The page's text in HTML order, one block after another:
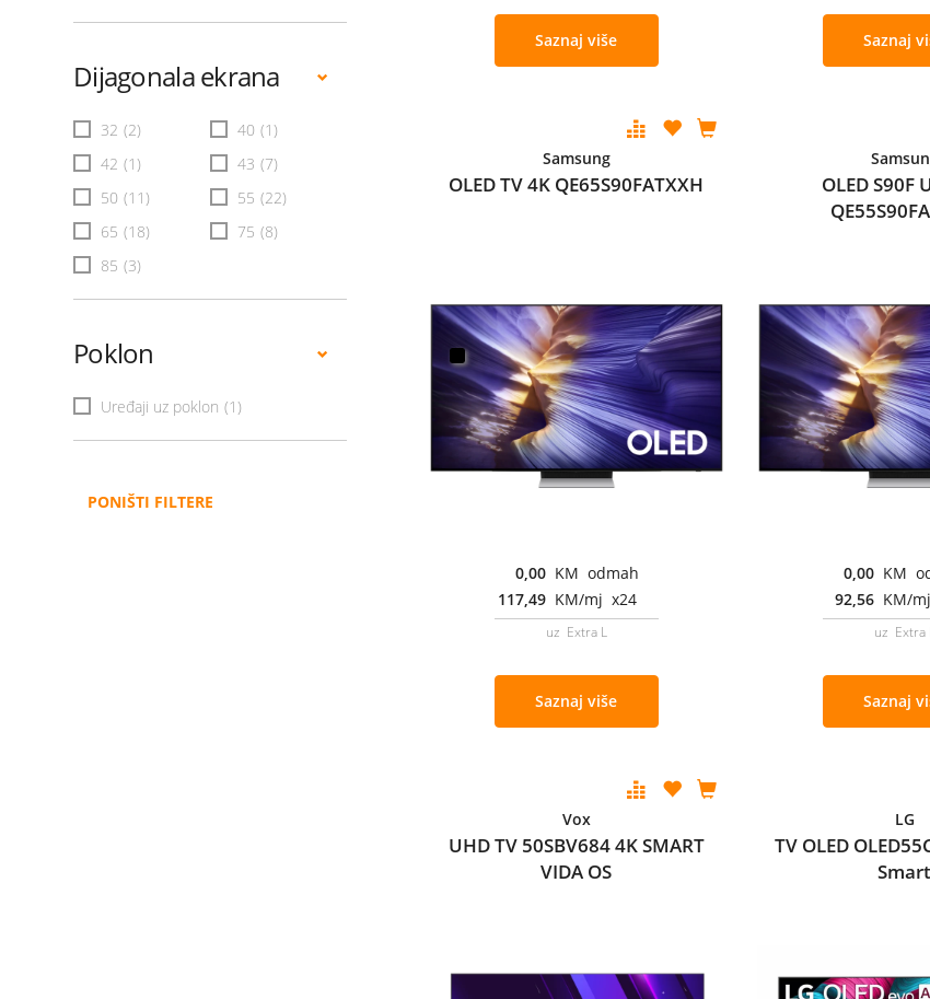
Dijagonala ekrana
32 (2) 40 (1)
42 (1) 43 (7)
50 (11) 55 (22)
65 (18) 75 (8)
85 (3)
Poklon
Uređaji uz poklon (1)
PONIŠTI FILTERE
Saznaj više Saznaj
Samsung
OLED TV 4K QE65S90FATXXH
0,00 KM odmah
117,49 KM/mj x24
uz Extra L
Saznaj više
OLED S90F
0,00 KM
92,56 KM/
uz Extra
Saznaj
Vox
UHD TV 50SBV684 4K SMART
VIDA OS
LG
TV OLED
Smart